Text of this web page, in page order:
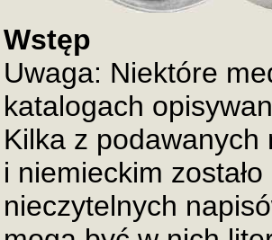
Wstęp
Uwaga: Niektóre
katalogach
Kilka z podawanych
i niemieckim
nieczytelnych